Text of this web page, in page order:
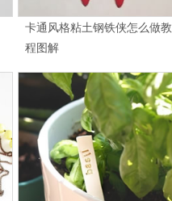
卡通风格粘土钢铁侠怎么做教
程图解